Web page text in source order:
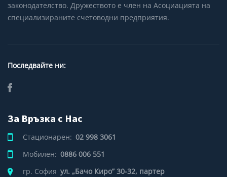
законодателство. Дружеството е член на Асоциацията на
специализираните счетоводни предприятия.
Последвайте ни:
За Връзка с Нас
Стационарен: 02 998 3061
Мобилен: 0886 006 551
гр. София ул. „Бачо Киро” 30-32, партер